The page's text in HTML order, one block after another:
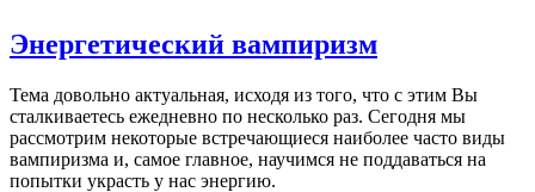
Энергетический вампиризм
Тема довольно актуальная, исходя из того, что с этим Вы
сталкиваетесь ежедневно по несколько раз. Сегодня мы
рассмотрим некоторые встречающиеся наиболее часто виды
вампиризма и, самое главное, научимся не поддаваться на
попытки украсть у нас энергию.